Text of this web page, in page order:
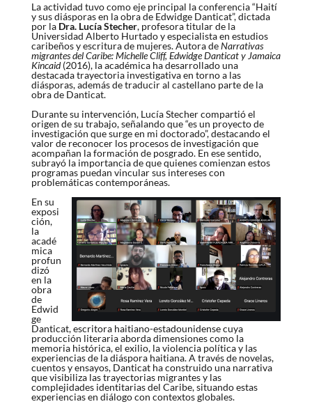
La actividad tuvo como eje principal la conferencia “Haití
y sus diásporas en la obra de Edwidge Danticat”, dictada
por la Dra. Lucía Stecher, profesora titular de la
Universidad Alberto Hurtado y especialista en estudios
caribeños y escritura de mujeres. Autora deNarrativas
migrantes del Caribe: Michelle Cliff, Edwidge Danticat y Jamaica
Kincaid(2016), la académica ha desarrollado una
destacada trayectoria investigativa en torno a las
diásporas, además de traducir al castellano parte de la
obra de Danticat.
Durante su intervención, Lucía Stechercompartió el
origen de su trabajo, señalando que “es un proyecto de
investigación que surge en mi doctorado”, destacando el
valor de reconocer los procesos de investigación que
acompañan la formación de posgrado. En ese sentido,
subrayó la importancia de que quienes comienzan estos
programas puedan vincular sus intereses con
problemáticas contemporáneas.
En su
exposi
ción,
la
acadé
mica
profun
dizó
en la
obra
de
Edwid
ge
Danticat, escritora haitiano-estadounidense cuya
producción literaria aborda dimensiones como la
memoria histórica, el exilio, la violencia política y las
experiencias de la diáspora haitiana. A través de novelas,
cuentos y ensayos, Danticat ha construido una narrativa
que visibiliza las trayectorias migrantes y las
complejidades identitarias del Caribe, situando estas
experiencias en diálogo con contextos globales.